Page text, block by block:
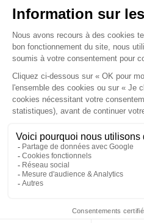
CABINET
2 bis Avenue
33350 ST
Tél :05 57 55 87 30 -
Email :gaucher-
NOUS
NOUS
Honoraires Plan du site